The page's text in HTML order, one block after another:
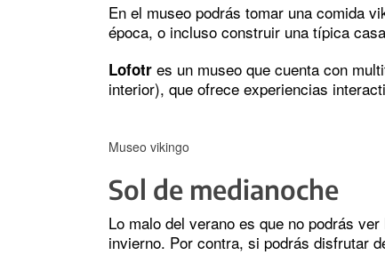
En el museo podrás tomar una comida
época, o incluso construir una típica
Lofotr es un museo que cuenta con
interior), que ofrece experiencias
Museo vikingo
Sol de medianoche
Lo malo del verano es que no podrás
invierno. Por contra, si podrás disfrutar